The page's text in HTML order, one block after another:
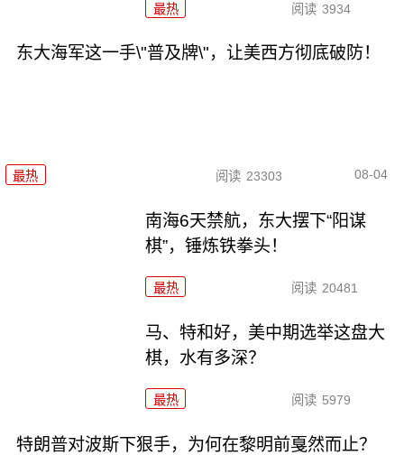
最热 阅读 3934
东大海军这一手\"普及牌\"，让美西方彻底破防！
最热 阅读 23303 08-04
南海6天禁航，东大摆下“阳谋
棋”，锤炼铁拳头！
最热 阅读 20481
马、特和好，美中期选举这盘大
棋，水有多深？
最热 阅读 5979
特朗普对波斯下狠手，为何在黎明前戛然而止？